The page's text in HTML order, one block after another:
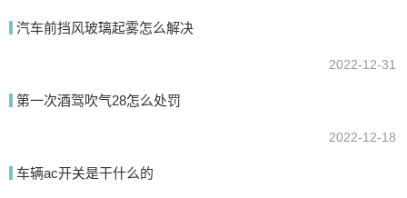
汽车前挡风玻璃起雾怎么解决
2022-12-31
第一次酒驾吹气28怎么处罚
2022-12-18
车辆ac开关是干什么的